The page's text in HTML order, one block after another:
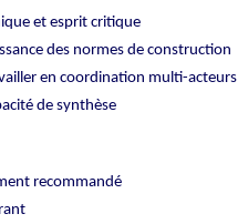
et esprit critique
des normes de construction
en coordination multi-acteurs
de synthèse
recommandé